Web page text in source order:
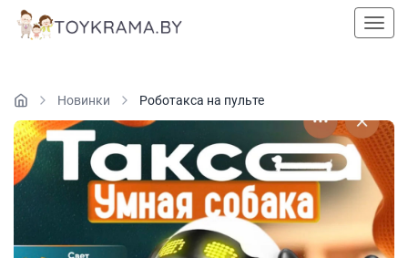
Новинки Роботакса на пульте